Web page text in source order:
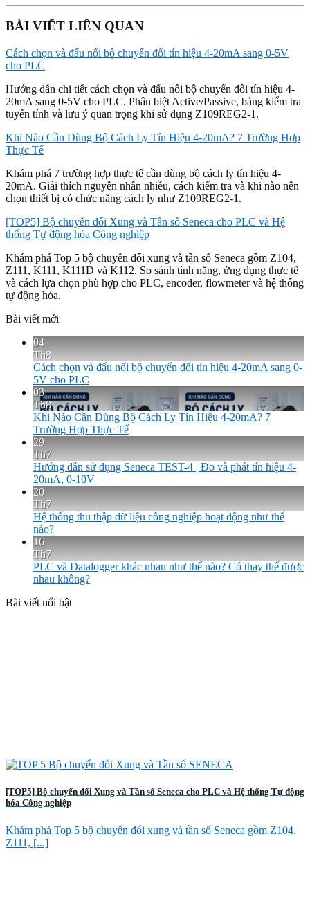
BÀI VIẾT LIÊN QUAN
Cách chọn và đấu nối bộ chuyển đổi tín hiệu 4-20mA sang 0-5V
cho PLC
Hướng dẫn chi tiết cách chọn và đấu nối bộ chuyển đổi tín hiệu 4-
20mA sang 0-5V cho PLC. Phân biệt Active/Passive, bảng kiểm tra
tuyến tính và lưu ý quan trọng khi sử dụng Z109REG2-1.
Khi Nào Cần Dùng Bộ Cách Ly Tín Hiệu 4-20mA? 7 Trường Hợp
Thực Tế
Khám phá 7 trường hợp thực tế cần dùng bộ cách ly tín hiệu 4-
20mA. Giải thích nguyên nhân nhiễu, cách kiểm tra và khi nào nên
chọn thiết bị có chức năng cách ly như Z109REG2-1.
[TOP5] Bộ chuyển đổi Xung và Tần số Seneca cho PLC và Hệ
thống Tự động hóa Công nghiệp
Khám phá Top 5 bộ chuyển đổi xung và tần số Seneca gồm Z104,
Z111, K111, K111D và K112. So sánh tính năng, ứng dụng thực tế
và cách lựa chọn phù hợp cho PLC, encoder, flowmeter và hệ thống
tự động hóa.
Bài viết mới
04
Th8
Cách chọn và đấu nối bộ chuyển đổi tín hiệu 4-20mA sang 0-
5V cho PLC
03
Th8
Khi Nào Cần Dùng Bộ Cách Ly Tín Hiệu 4-20mA? 7
Trường Hợp Thực Tế
29
Th7
Hướng dẫn sử dụng Seneca TEST-4 | Đo và phát tín hiệu 4-
20mA, 0-10V
20
Th7
Hệ thống thu thập dữ liệu công nghiệp hoạt động như thế
nào?
16
Th7
PLC và Datalogger khác nhau như thế nào? Có thay thế được
nhau không?
Bài viết nổi bật
[TOP5] Bộ chuyển đổi Xung và Tần số Seneca cho PLC và Hệ thống Tự động
hóa Công nghiệp
Khám phá Top 5 bộ chuyển đổi xung và tần số Seneca gồm Z104,
Z111, [...]